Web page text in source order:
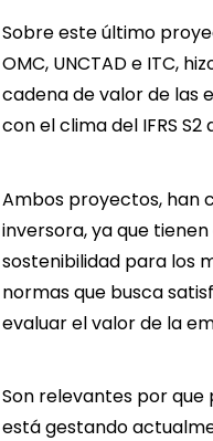
Sobre este último
OMC, UNCTAD e ITC,
cadena de valor de las
con el clima del IFRS
Ambos proyectos, han
inversora, ya que
sostenibilidad para los
normas que busca
evaluar el valor de la
Son relevantes por
está gestando